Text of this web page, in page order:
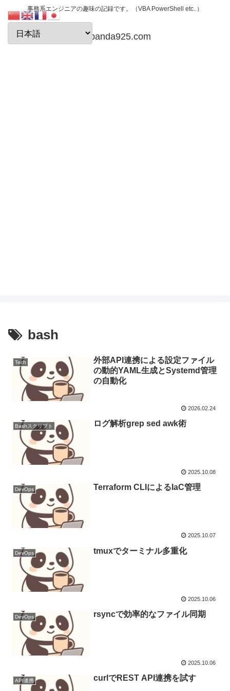
事務系エンジニアの趣味の記録です。（VBA PowerShell etc..）
papanda925.com
bash
Tech
外部API連携による設定ファイル
の動的YAML生成とSystemd管理
の自動化
2026.02.24
Bashスクリプト ログ解析grep sed awk術
2025.10.08
DevOps Terraform CLIによるIaC管理
2025.10.07
DevOps tmuxでターミナル多重化
2025.10.06
DevOps rsyncで効率的なファイル同期
2025.10.06
API連携 curlでREST API連携を試す